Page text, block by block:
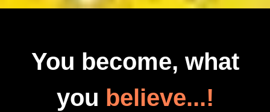
You become, what
you believe...!